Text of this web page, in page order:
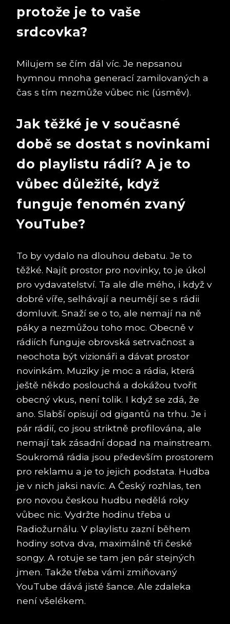
protože je to vaše
srdcovka?
Milujem se čím dál víc. Je nepsanou
hymnou mnoha generací zamilovaných a
čas s tím nezmůže vůbec nic (úsměv).
Jak těžké je v současné
době se dostat s novinkami
do playlistu rádií? A je to
vůbec důležité, když
funguje fenomén zvaný
YouTube?
To by vydalo na dlouhou debatu. Je to
těžké. Najít prostor pro novinky, to je úkol
pro vydavatelství. Ta ale dle mého, i když v
dobré víře, selhávají a neumějí se s rádii
domluvit. Snaží se o to, ale nemají na ně
páky a nezmůžou toho moc. Obecně v
rádiích funguje obrovská setrvačnost a
neochota být vizionáři a dávat prostor
novinkám. Muziky je moc a rádia, která
ještě někdo poslouchá a dokážou tvořit
obecný vkus, není tolik. I když se zdá, že
ano. Slabší opisují od gigantů na trhu. Je i
pár rádií, co jsou striktně profilována, ale
nemají tak zásadní dopad na mainstream.
Soukromá rádia jsou především prostorem
pro reklamu a je to jejich podstata. Hudba
je v nich jaksi navíc. A Český rozhlas, ten
pro novou českou hudbu nedělá roky
vůbec nic. Vydržte hodinu třeba u
Radiožurnálu. V playlistu zazní během
hodiny sotva dva, maximálně tři české
songy. A rotuje se tam jen pár stejných
jmen. Takže třeba vámi zmiňovaný
YouTube dává jisté šance. Ale zdaleka
není všelékem.